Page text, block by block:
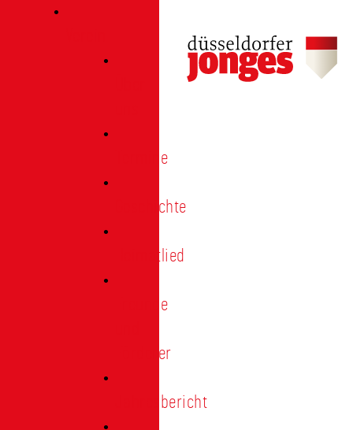
Termine
Geschichte
Heimatlied
Freunde
Förderer
Jahresbericht